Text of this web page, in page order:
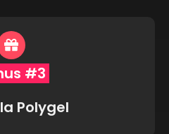
#3
Polygel